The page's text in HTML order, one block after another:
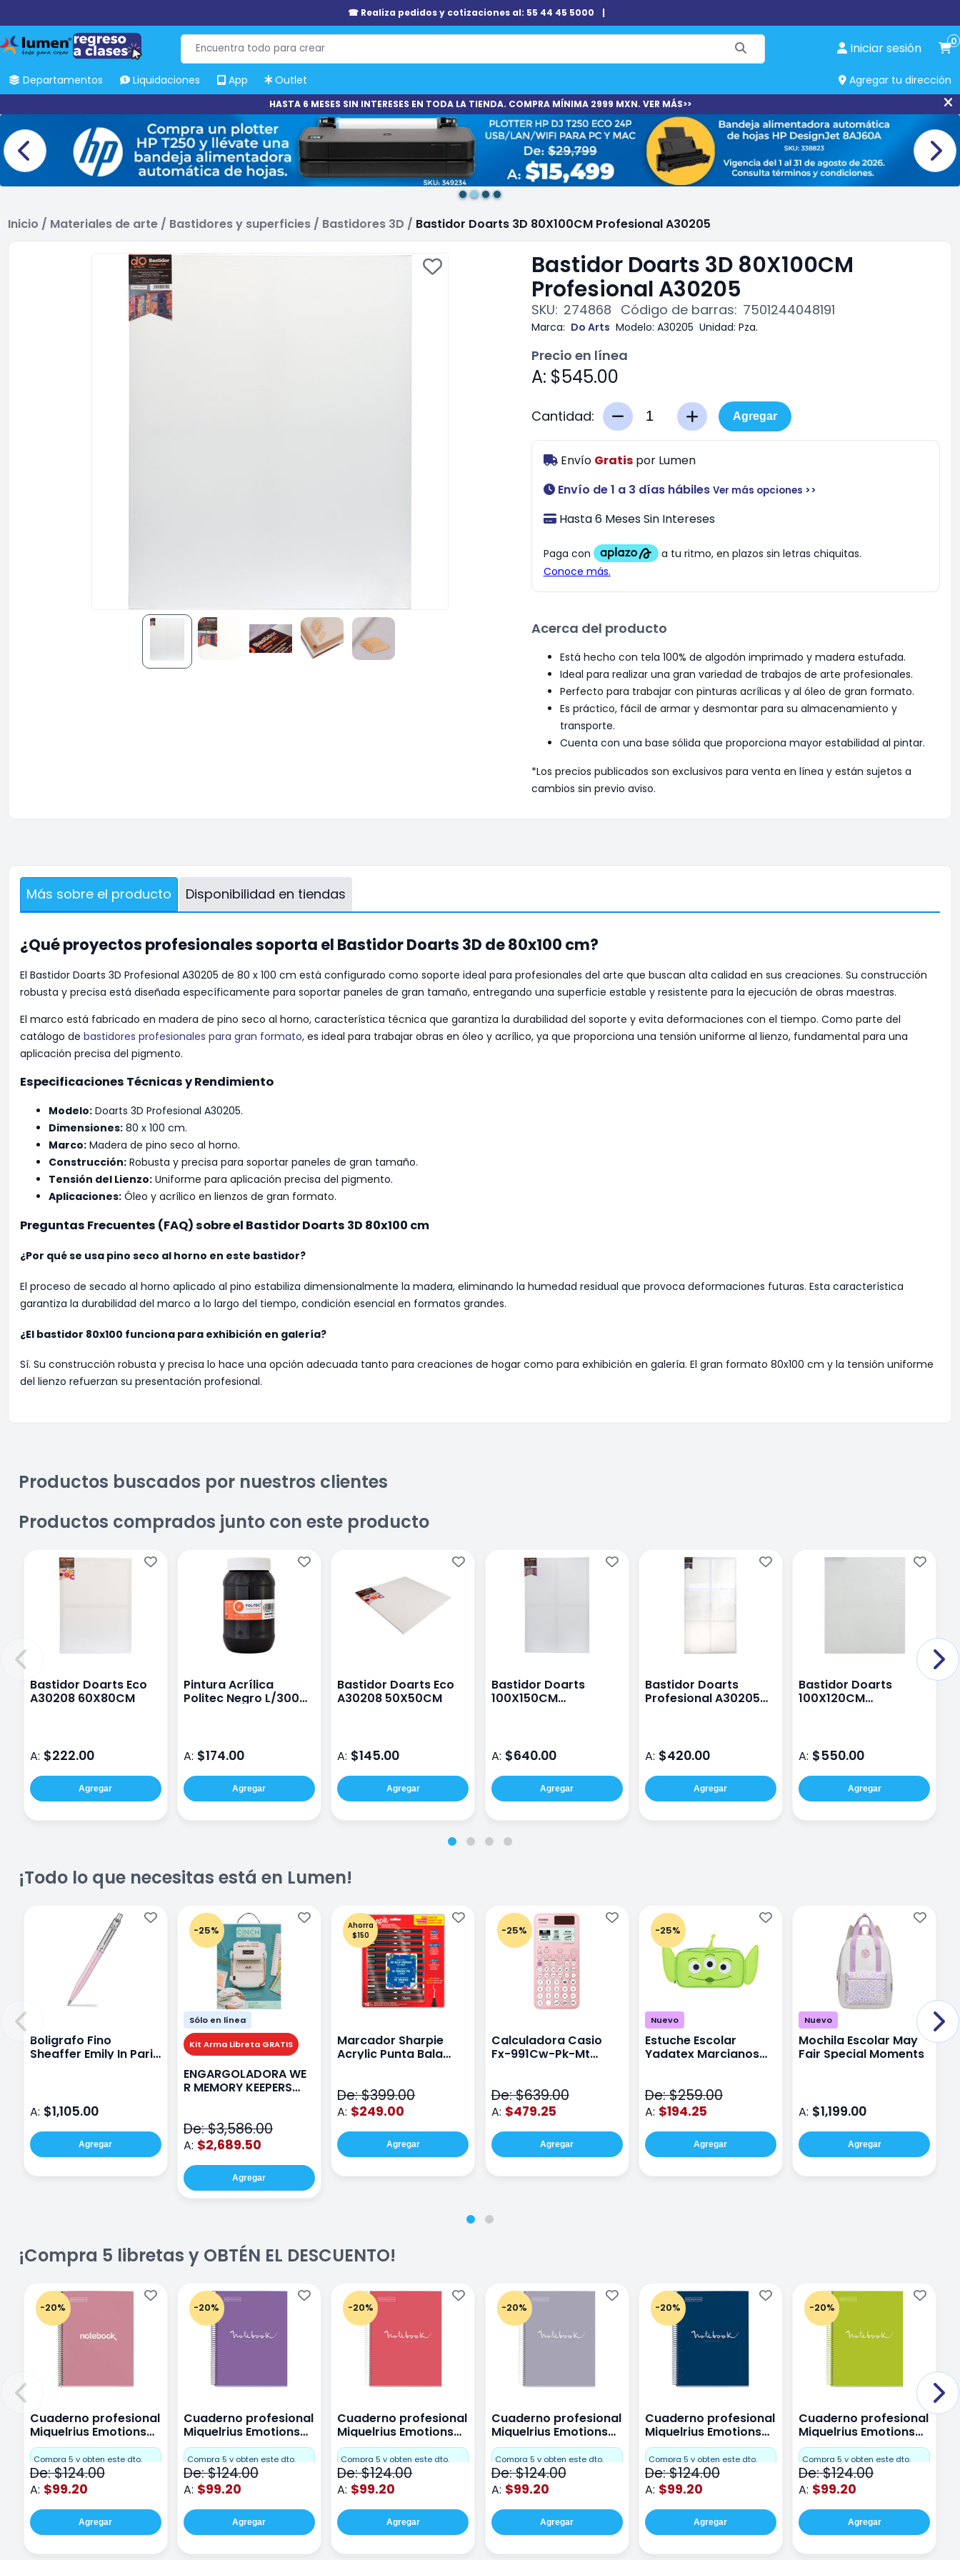
☎ Realiza pedidos y cotizaciones al: 55 44 45 5000 |
Iniciar sesión 0
Departamentos Liquidaciones App Outlet Agregar tu dirección
HASTA 6 MESES SIN INTERESES EN TODA LA TIENDA. COMPRA MÍNIMA 2999 MXN. VER MÁS>>
Inicio / Materiales de arte / Bastidores y superficies / Bastidores 3D / Bastidor Doarts 3D 80X100CM Profesional A30205
Bastidor Doarts 3D 80X100CM
Profesional A30205
SKU: 274868 Código de barras: 7501244048191
Marca: Do Arts Modelo: A30205 Unidad: Pza.
Precio en línea
A: $545.00
Cantidad: Agregar
Envío Gratispor Lumen
Envío de 1 a 3 días hábiles Ver más opciones >>
Hasta 6 Meses Sin Intereses
Acerca del producto
Está hecho con tela 100% de algodón imprimado y madera estufada.
Ideal para realizar una gran variedad de trabajos de arte profesionales.
Perfecto para trabajar con pinturas acrílicas y al óleo de gran formato.
Es práctico, fácil de armar y desmontar para su almacenamiento y
transporte.
Cuenta con una base sólida que proporciona mayor estabilidad al pintar.
*Los precios publicados son exclusivos para venta en línea y están sujetos a
cambios sin previo aviso.
Más sobre el producto Disponibilidad en tiendas
¿Qué proyectos profesionales soporta el Bastidor Doarts 3D de 80x100 cm?
El Bastidor Doarts 3D Profesional A30205 de 80 x 100 cm está configurado como soporte ideal para profesionales del arte que buscan alta calidad en sus creaciones. Su construcción
robusta y precisa está diseñada específicamente para soportar paneles de gran tamaño, entregando una superficie estable y resistente para la ejecución de obras maestras.
El marco está fabricado en madera de pino seco al horno, característica técnica que garantiza la durabilidad del soporte y evita deformaciones con el tiempo. Como parte del
catálogo de bastidores profesionales para gran formato, es ideal para trabajar obras en óleo y acrílico, ya que proporciona una tensión uniforme al lienzo, fundamental para una
aplicación precisa del pigmento.
Especificaciones Técnicas y Rendimiento
Modelo: Doarts 3D Profesional A30205.
Dimensiones: 80 x 100 cm.
Marco: Madera de pino seco al horno.
Construcción: Robusta y precisa para soportar paneles de gran tamaño.
Tensión del Lienzo: Uniforme para aplicación precisa del pigmento.
Aplicaciones: Óleo y acrílico en lienzos de gran formato.
Preguntas Frecuentes (FAQ) sobre el Bastidor Doarts 3D 80x100 cm
¿Por qué se usa pino seco al horno en este bastidor?
El proceso de secado al horno aplicado al pino estabiliza dimensionalmente la madera, eliminando la humedad residual que provoca deformaciones futuras. Esta característica
garantiza la durabilidad del marco a lo largo del tiempo, condición esencial en formatos grandes.
¿El bastidor 80x100 funciona para exhibición en galería?
Sí. Su construcción robusta y precisa lo hace una opción adecuada tanto para creaciones de hogar como para exhibición en galería. El gran formato 80x100 cm y la tensión uniforme
del lienzo refuerzan su presentación profesional.
Productos buscados por nuestros clientes
Productos comprados junto con este producto
Bastidor Doarts Eco
A30208 60X80CM
A: $222.00
Agregar
Pintura Acrílica
Politec Negro L/300
A: $174.00
Agregar
Bastidor Doarts Eco
A30208 50X50CM
A: $145.00
Agregar
Bastidor Doarts
100X150CM
A: $640.00
Agregar
Bastidor Doarts
Profesional A30205
A: $420.00
Agregar
Bastidor Doarts
100X120CM
A: $550.00
Agregar
¡Todo lo que necesitas está en Lumen!
Boligrafo Fino
Sheaffer Emily In Paris
A: $1,105.00
Agregar
-25%
Sólo en línea
Kit Arma Libreta GRATIS
ENGARGOLADORA WE
R MEMORY KEEPERS
De: $3,586.00
A: $2,689.50
Agregar
Ahorra
$150
Marcador Sharpie
Acrylic Punta Bala
De: $399.00
A: $249.00
Agregar
-25%
Calculadora Casio
Fx-991Cw-Pk-Mt
De: $639.00
A: $479.25
Agregar
-25%
Nuevo
Estuche Escolar
Yadatex Marcianos
De: $259.00
A: $194.25
Agregar
Nuevo
Mochila Escolar May
Fair Special Moments
A: $1,199.00
Agregar
¡Compra 5 libretas y OBTÉN EL DESCUENTO!
-20%
Cuaderno profesional
Miquelrius Emotions
Cuadro Chico 80
hojas Rosa
Compra 5 y obten este dto.
De: $124.00
A: $99.20
Agregar
-20%
Cuaderno profesional
Miquelrius Emotions
raya 80 hojas Purpura
Compra 5 y obten este dto.
De: $124.00
A: $99.20
Agregar
-20%
Cuaderno profesional
Miquelrius Emotions
raya 80 hojas Coral
Compra 5 y obten este dto.
De: $124.00
A: $99.20
Agregar
-20%
Cuaderno profesional
Miquelrius Emotions
raya 80 hojas Gris
Compra 5 y obten este dto.
De: $124.00
A: $99.20
Agregar
-20%
Cuaderno profesional
Miquelrius Emotions
Dots 80 hojas
Compra 5 y obten este dto.
De: $124.00
A: $99.20
Agregar
-20%
Cuaderno profesional
Miquelrius Emotions
Dots 80 hojas Lima
Compra 5 y obten este dto.
De: $124.00
A: $99.20
Agregar